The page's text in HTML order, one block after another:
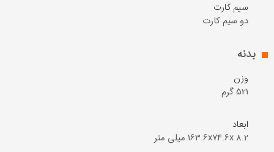
سیم کارت
دو سیم کارت
بدنه
وزن
521 گرم
ابعاد
163.6x74.6x 8.2 میلی متر